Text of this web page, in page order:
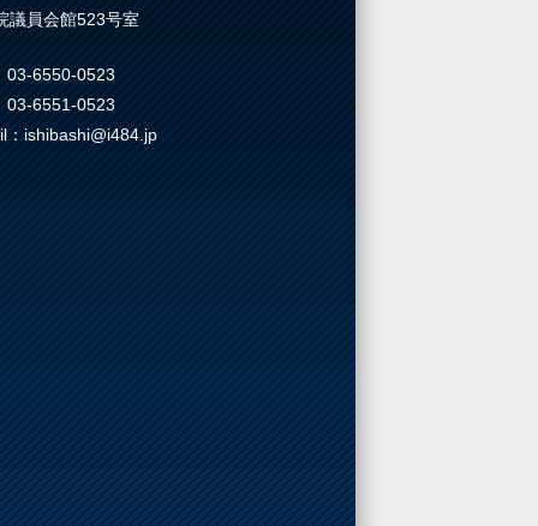
議員会館523号室
03-6550-0523
03-6551-0523
：ishibashi@i484.jp